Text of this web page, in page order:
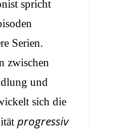
spricht
Serien.
zwischen
und
sich die
progressiv